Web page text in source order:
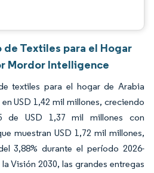
Textiles para el Hogar
Mordor Intelligence
textiles para el hogar de Arabia
USD 1,42 mil millones, creciendo
de USD 1,37 mil millones con
muestran USD 1,72 mil millones,
3,88% durante el período 2026-
Visión 2030, las grandes entregas